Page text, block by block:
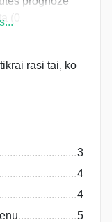
rasi tai, ko
3
4
4
5